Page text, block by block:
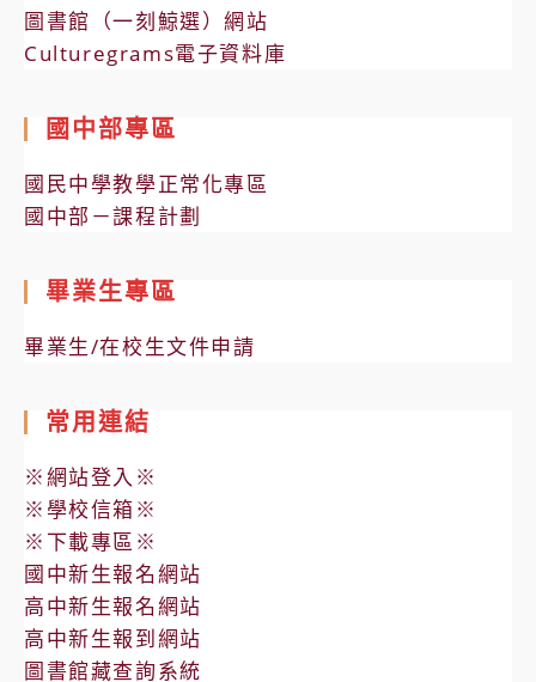
圖書館（一刻鯨選）網站
Culturegrams電子資料庫
國中部專區
國民中學教學正常化專區
國中部－課程計劃
畢業生專區
畢業生/在校生文件申請
常用連結
※網站登入※
※學校信箱※
※下載專區※
國中新生報名網站
高中新生報名網站
高中新生報到網站
圖書館藏查詢系統